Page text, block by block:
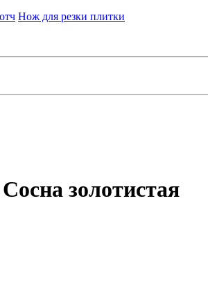
Нож для резки плитки
золотистая